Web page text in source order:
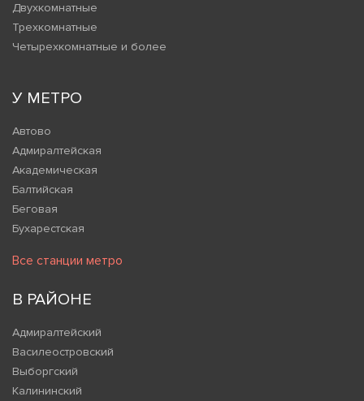
Двухкомнатные
Трехкомнатные
Четырехкомнатные и более
У МЕТРО
Автово
Адмиралтейская
Академическая
Балтийская
Беговая
Бухарестская
Все станции метро
В РАЙОНЕ
Адмиралтейский
Василеостровский
Выборгский
Калининский